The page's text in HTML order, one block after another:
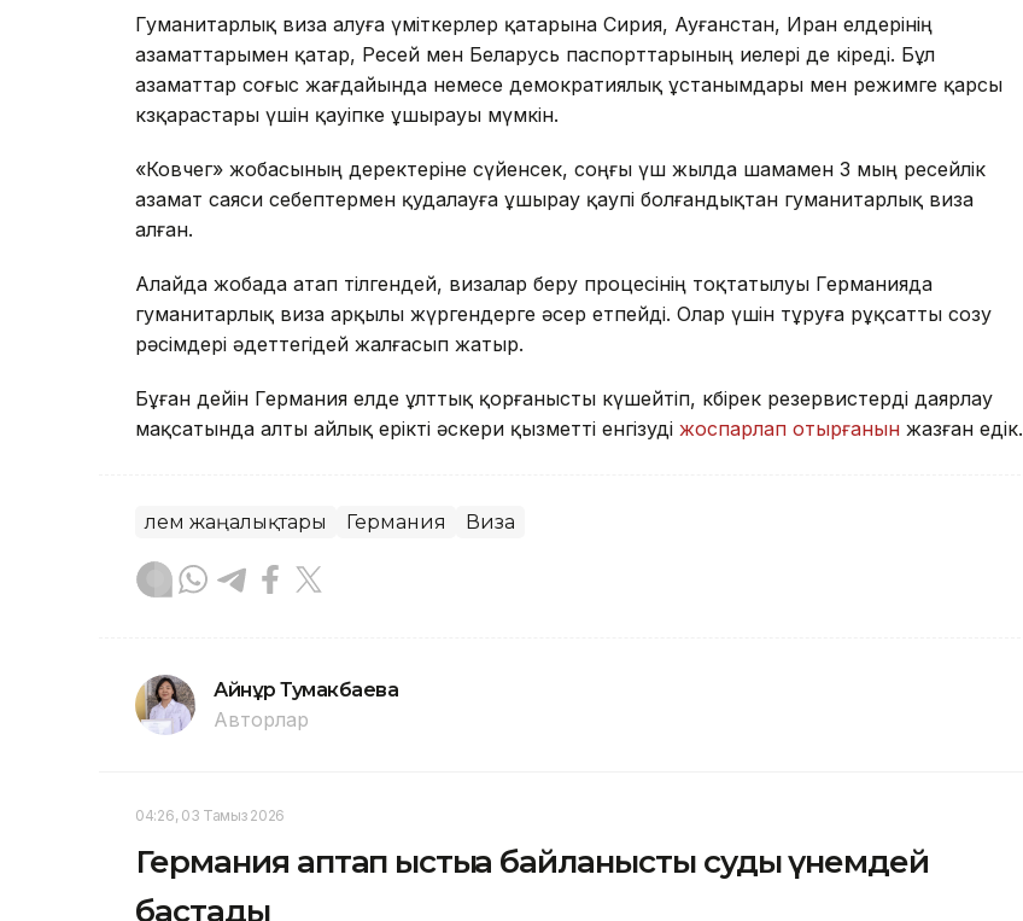
Гуманитарлық виза алуға үміткерлер қатарына Сирия, Ауғанстан, Иран елдерінің
азаматтарымен қатар, Ресей мен Беларусь паспорттарының иелері де кіреді. Бұл
азаматтар соғыс жағдайында немесе демократиялық ұстанымдары мен режимге қарсы
көзқарастары үшін қауіпке ұшырауы мүмкін.
«Ковчег» жобасының деректеріне сүйенсек, соңғы үш жылда шамамен 3 мың ресейлік
азамат саяси себептермен қудалауға ұшырау қаупі болғандықтан гуманитарлық виза
алған.
Алайда жобада атап өтілгендей, визалар беру процесінің тоқтатылуы Германияда
гуманитарлық виза арқылы жүргендерге әсер етпейді. Олар үшін тұруға рұқсатты созу
рәсімдері әдеттегідей жалғасып жатыр.
Бұған дейін Германия елде ұлттық қорғанысты күшейтіп, көбірек резервистерді даярлау
мақсатында алты айлық ерікті әскери қызметті енгізуді жоспарлап отырғанын жазған едік.
Әлем жаңалықтары Германия Виза
Айнұр Тумакбаева
Авторлар
04:26, 03 Тамыз 2026
Германия аптап ыстыққа байланысты суды үнемдей
бастады